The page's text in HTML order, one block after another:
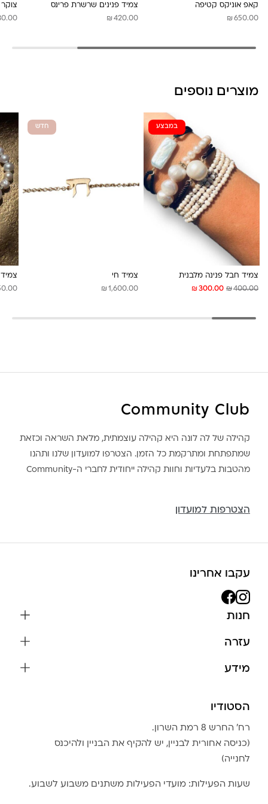
קאפ אוניקס קטיפה
₪ 650.00
צמיד פנינים שרשרת פרינס
₪ 420.00
צוקר
מוצרים נוספים
במבצע
צמיד חבל פנינה מלבנית
₪300.00 ₪400.00
חדש
צמיד חי
₪ 1,600.00
צמיד
Community Club
קהילה של לה לונה היא קהילה עוצמתית, מלאת השראה וכזאת
שמתפתחת ומתרקמת כל הזמן. הצטרפו למועדון שלנו ותהנו
מהטבות בלעדיות וחוות קהילה ייחודית לחברי ה-Community
הצטרפות למועדון
עקבו אחרינו
חנות
צמידים
בגדים
אביזרים
גברים
עזרה
צור קשר
מידע
שמירה על התכשיטים
הצהרת נגישות
טבלת מידות טבעות
Community Club
הסטודיו
רח׳ החרש 8 רמת השרון.
(כניסה אחורית לבניין, יש להקיף את הבניין ולהיכנס
לחנייה)
שעות הפעילות: מועדי הפעילות משתנים משבוע לשבוע.